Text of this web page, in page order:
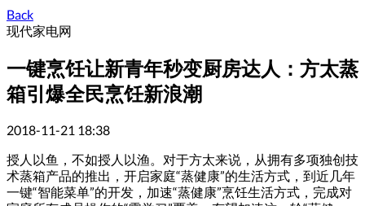
Back
现代家电网
一键烹饪让新青年秒变厨房达人：方太蒸
箱引爆全民烹饪新浪潮
2018-11-21 18:38
授人以鱼，不如授人以渔。对于方太来说，从拥有多项独创技
术蒸箱产品的推出，开启家庭“蒸健康”的生活方式，到近几年
一键“智能菜单”的开发，加速“蒸健康”烹饪生活方式，完成对